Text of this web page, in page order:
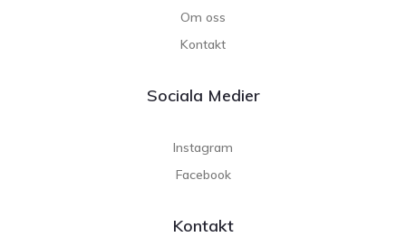
Om oss
Kontakt
Sociala Medier
Instagram
Facebook
Kontakt